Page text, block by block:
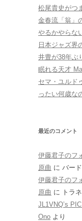
松尾貴史がつ
金春流「翁」
やるかやらな
日本ジャズ界
井豊が38年ぶ
眠れる天才
セマ・ユルド
ったい何歳な
最近のコメント
伊藤君子のフ
原曲 に バー
伊藤君子のフ
原曲 に トラ
JL1VNQ’s
Ono より